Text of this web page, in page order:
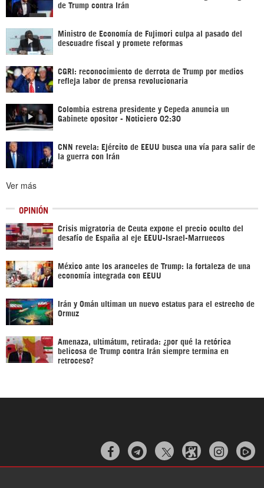
de Trump contra Irán
Ministro de Economía de Fujimori culpa al pasado del
descuadre fiscal y promete reformas
CGRI: reconocimiento de derrota de Trump por medios
refleja labor de prensa revolucionaria
Colombia estrena presidente y Cepeda anuncia un
Gabinete opositor - Noticiero 02:30
CNN revela: Ejército de EEUU busca una vía para salir de
la guerra con Irán
Ver más
OPINIÓN
Crisis migratoria de Ceuta expone el precio oculto del
desafío de España al eje EEUU-Israel-Marruecos
México ante los aranceles de Trump: la fortaleza de una
economía integrada con EEUU
Irán y Omán ultiman un nuevo estatus para el estrecho de
Ormuz
Amenaza, ultimátum, retirada: ¿por qué la retórica
belicosa de Trump contra Irán siempre termina en
retroceso?
  